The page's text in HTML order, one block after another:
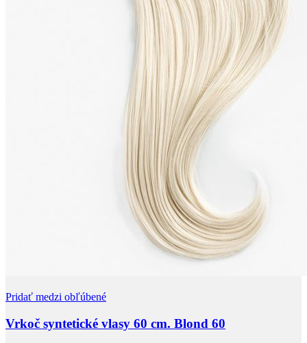
Pridať medzi obľúbené
Vrkoč syntetické vlasy 60 cm. Blond 60